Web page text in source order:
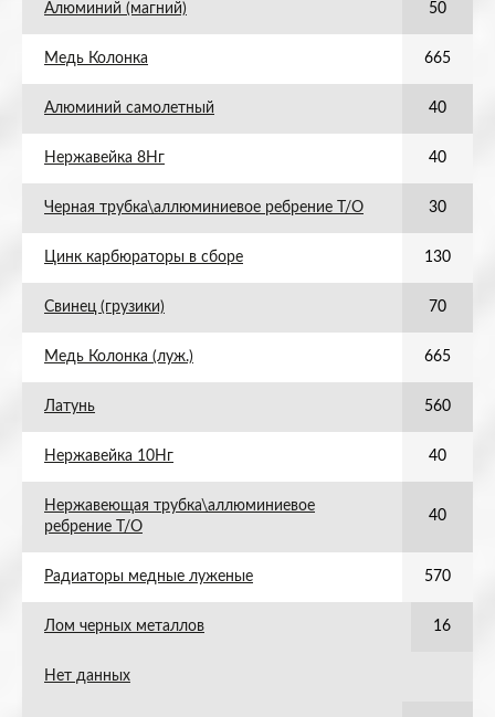
Алюминий (магний) 50
Медь Колонка 665
Алюминий самолетный 40
Нержавейка 8Нг 40
Черная трубка\аллюминиевое ребрение Т/О 30
Цинк карбюраторы в сборе 130
Свинец (грузики) 70
Медь Колонка (луж.) 665
Латунь 560
Нержавейка 10Нг 40
Нержавеющая трубка\аллюминиевое
ребрение Т/О
40
Радиаторы медные луженые 570
Лом черных металлов 16
Нет данных